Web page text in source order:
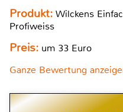
Produkt: Wilckens
Profiweiss
Preis: um 33 Euro
Ganze Bewertung